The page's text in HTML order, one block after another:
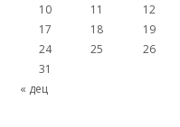
10
11 12
17
18 19
24
25 26
31
« дец